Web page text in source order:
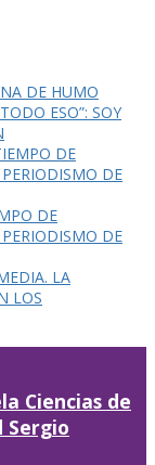
DE HUMO
ESO”: SOY
DE
DE
DE
DE
LA
LOS
Ciencias de
Sergio